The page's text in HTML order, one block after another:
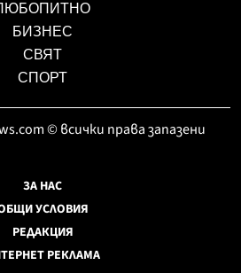
БИЗНЕС
СВЯТ
СПОРТ
© всички права запазени
ЗА НАС
УСЛОВИЯ
РЕДАКЦИЯ
РЕКЛАМА